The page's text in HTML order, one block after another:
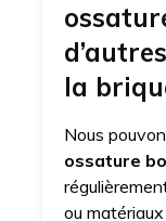
la
Nous
ossature
ou